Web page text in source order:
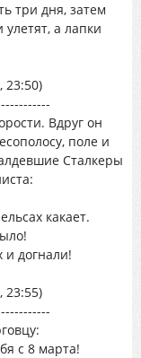
три дня, затем
а лапки
23:50)
Вдруг он
поле и
Сталкеры
какает.
и догнали!
23:55)
с 8 марта!